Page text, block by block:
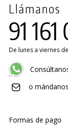
Llámanos
91
De lunes a viernes
o
Formas de pago